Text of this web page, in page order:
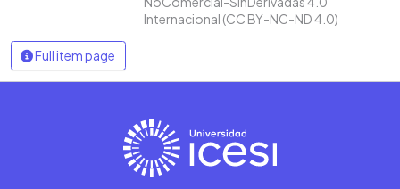
Internacional (CC BY-NC-ND 4.0)
Full item page